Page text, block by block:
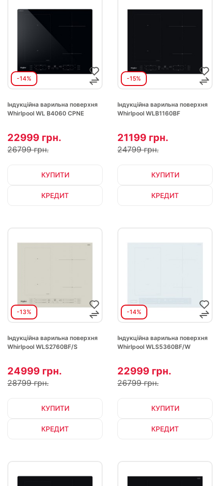
-14%
Індукційна варильна поверхня
Whirlpool WL B4060 CPNE
22999 грн.
26799 грн.
КУПИТИ
КРЕДИТ
-15%
Індукційна варильна поверхня
Whirlpool WLB1160BF
21199 грн.
24799 грн.
КУПИТИ
КРЕДИТ
-13%
Індукційна варильна поверхня
Whirlpool WLS2760BF/S
24999 грн.
28799 грн.
КУПИТИ
КРЕДИТ
-14%
Індукційна варильна поверхня
Whirlpool WLS5360BF/W
22999 грн.
26799 грн.
КУПИТИ
КРЕДИТ